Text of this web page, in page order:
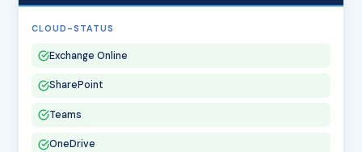
CLOUD-STATUS
Exchange Online
SharePoint
Teams
OneDrive